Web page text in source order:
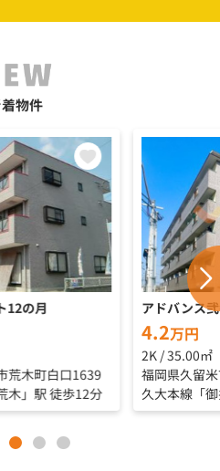
物件
12の月
荒木町白口1639
木」駅 徒歩12分
アドバンス
4.2万円
2K / 35.00㎡
久大本線「